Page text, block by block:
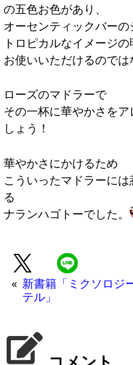
の五色お色があり、
オーセンティックバー
トロピカルなイメージ
お使いいただけるのでは
ローズのマドラーで
その一杯に華やかさを
しょう！
華やかさにかけるため
こういったマドラーに
る
ナランハゴトーでした。
« 新書籍「ミクソロジ
テル」